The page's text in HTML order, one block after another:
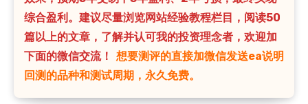
综合盈利。建议尽量浏览网站经验教程栏目，阅读50
篇以上的文章，了解并认可我的投资理念者，欢迎加
下面的微信交流！
想要测评的直接加微信发送ea说明
回测的品种和测试周期，永久免费。